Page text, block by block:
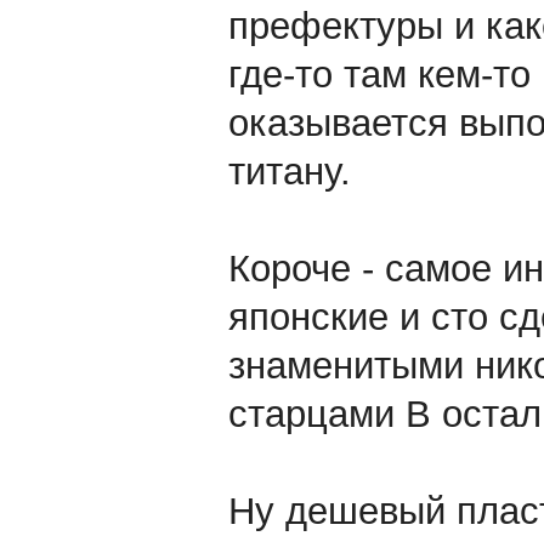
префектуры и
где-то там кем-
оказывается
титану.
Короче - самое
японские и сто
знаменитыми
старцами В
Ну дешевый